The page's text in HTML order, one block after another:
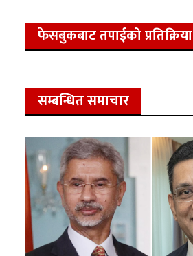
फेसबुकबाट तपाईको प्रतिक्रिया
सम्बन्धित समाचार